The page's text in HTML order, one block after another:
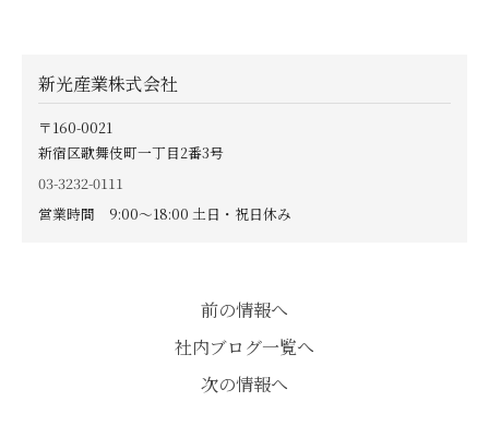
新光産業株式会社
〒160-0021
新宿区歌舞伎町一丁目2番3号
03-3232-0111
営業時間 9:00〜18:00 土日・祝日休み
前の情報へ
社内ブログ一覧へ
次の情報へ